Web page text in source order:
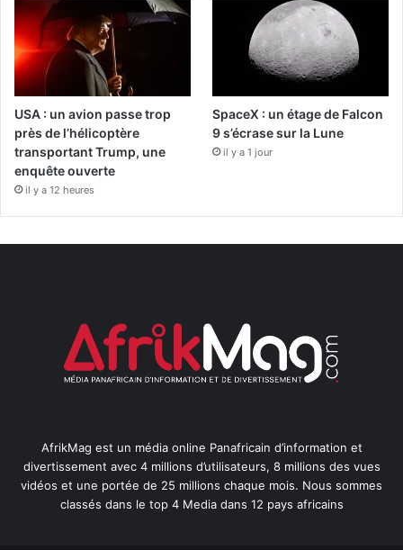
USA : un avion passe trop
près de l’hélicoptère
transportant Trump, une
enquête ouverte
il y a 12 heures
SpaceX : un étage de Falcon
9 s’écrase sur la Lune
il y a 1 jour
AfrikMag est un média online Panafricain d’information et
divertissement avec 4 millions d’utilisateurs, 8 millions des vues
vidéos et une portée de 25 millions chaque mois. Nous sommes
classés dans le top 4 Media dans 12 pays africains